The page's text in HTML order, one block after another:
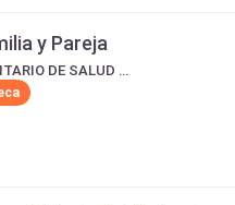
y Pareja
INSTITUTO UNIVERSITARIO DE SALUD MENTAL IUSAM